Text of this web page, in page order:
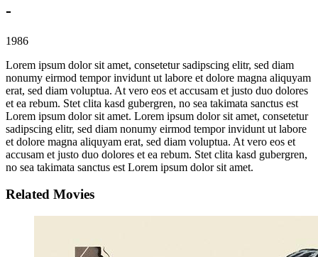
-
1986
Lorem ipsum dolor sit amet, consetetur sadipscing elitr, sed diam
nonumy eirmod tempor invidunt ut labore et dolore magna aliquyam
erat, sed diam voluptua. At vero eos et accusam et justo duo dolores
et ea rebum. Stet clita kasd gubergren, no sea takimata sanctus est
Lorem ipsum dolor sit amet. Lorem ipsum dolor sit amet, consetetur
sadipscing elitr, sed diam nonumy eirmod tempor invidunt ut labore
et dolore magna aliquyam erat, sed diam voluptua. At vero eos et
accusam et justo duo dolores et ea rebum. Stet clita kasd gubergren,
no sea takimata sanctus est Lorem ipsum dolor sit amet.
Related Movies